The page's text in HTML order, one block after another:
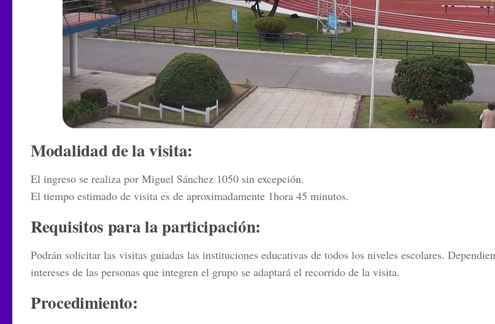
Modalidad de la visita:
El ingreso se realiza por Miguel Sánchez 1050 sin excepción.
El tiempo estimado de visita es de aproximadamente 1hora 45 minutos.
Requisitos para la participación:
Podrán solicitar las visitas guiadas las instituciones educativas de todos los niveles escolares.
intereses de las personas que integren el grupo se adaptará el recorrido de la visita.
Procedimiento: